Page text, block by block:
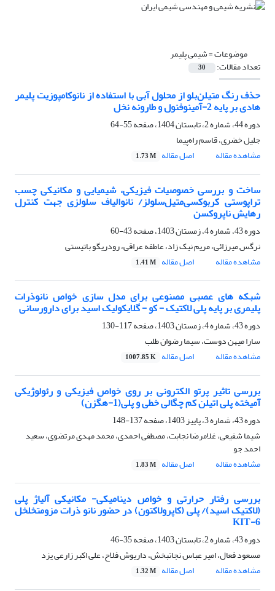
موضوعات =شیمی پلیمر
تعداد مقالات: 30
حذف رنگ متیلن‌بلو از محلول آبی با استفاده از نانوکامپوزیت پلیمر
هادی بر پایه 2-آمینوفنول و طارونه‌ نخل
دوره 44، شماره 2، تابستان 1404، صفحه
55-64
جلیل خضری، قاسم راه‌پیما
مشاهده مقاله
اصل مقاله 1.73 M
ساخت و بررسی خصوصیات فیزیکی، شیمیایی و مکانیکی چسب
تراپوستی کربوکسی‌متیل‌‌سلولز/ نانوالیاف سلولزی جهت کنترل
رهایش ناپروکسن
دوره 43، شماره 4، زمستان 1403، صفحه
43-60
نرگس میرزائی، مریم نیک زاد، عاطفه عراقی، رودریگو باتیستی
مشاهده مقاله
اصل مقاله 1.41 M
شبکه های عصبی مصنوعی برای مدل سازی خواص نانوذرات
پلیمری بر پایه پلی لاکتیک - کو - گلایکولیک اسید برای دارورسانی
دوره 43، شماره 4، زمستان 1403، صفحه
117-130
سارا میهن دوست، سیما رضوان طلب
مشاهده مقاله
اصل مقاله 1007.85 K
بررسی تاثیر پرتو الکترونی بر روی خواص فیزیکی و رئولوژیکی
آمیخته پلی اتیلن کم چگالی خطی و پلی(1-هگزن)
دوره 43، شماره 3، پاییز 1403، صفحه
137-148
شیما شفیعی، غلامرضا نجابت، مصطفی احمدی، محمد مهدی مرتضوی، سعید
احمد جو
مشاهده مقاله
اصل مقاله 1.83 M
بررسی رفتار حرارتی و خواص دینامیکی- مکانیکی آلیاژ پلی
(لاکتیک اسید)/ پلی (کاپرولاکتون) در حضور نانو ذرات مزومتخلخل
KIT-6
دوره 43، شماره 2، تابستان 1403، صفحه
35-46
مسعود فعال، امیر عباس نجاتبخش، داریوش فلاح، علی اکبر زارعی یزد
مشاهده مقاله
اصل مقاله 1.32 M